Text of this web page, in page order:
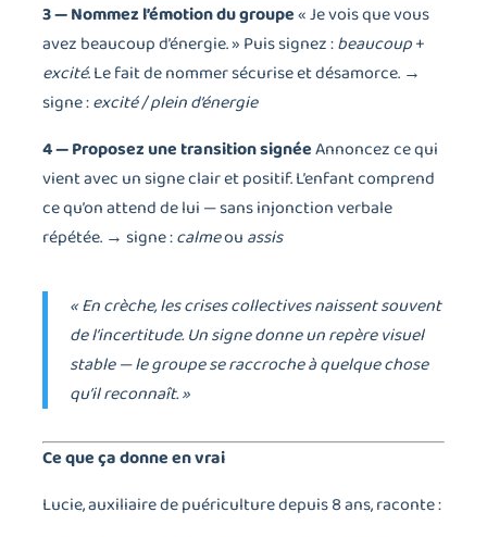
3 — Nommez l’émotion du groupe« Je vois que vous
avez beaucoup d’énergie. » Puis signez :beaucoup+
excité. Le fait de nommer sécurise et désamorce. →
signe :excité / plein d’énergie
4 — Proposez une transition signéeAnnoncez ce qui
vient avec un signe clair et positif. L’enfant comprend
ce qu’on attend de lui — sans injonction verbale
répétée. → signe :calmeou assis
« En crèche, les crises collectives naissent souvent
de l’incertitude. Un signe donne un repère visuel
stable — le groupe se raccroche à quelque chose
qu’il reconnaît. »
Ce que ça donne en vrai
Lucie, auxiliaire de puériculture depuis 8 ans, raconte :